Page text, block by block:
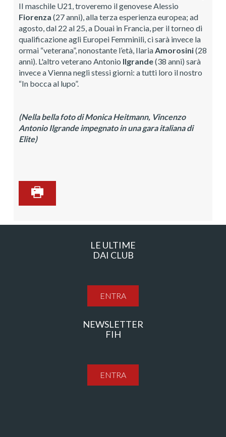
II maschile U21, troveremo il genovese Alessio
Fiorenza (27 anni), alla terza esperienzaeuropea; ad
agosto, dal 22 al 25, a Douai in Francia, per il torneo di
qualificazione agli Europei Femminili, ci sarà invece la
ormai “veterana”, nonostante l’età, Ilaria Amorosini(28
anni). L'altro veterano Antonio Ilgrande(38 anni) sarà
invece a Vienna negli stessi giorni: a tutti loro il nostro
“In bocca al lupo”.
(Nella bella foto di Monica Heitmann, Vincenzo
Antonio Ilgrande impegnato in una gara italiana di
Elite)
LE ULTIME
DAI CLUB
ENTRA
NEWSLETTER
FIH
ENTRA